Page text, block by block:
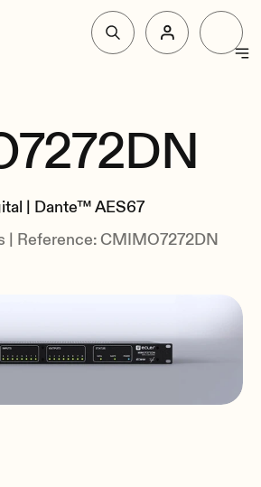
| Dante™ AES67
| Reference: CMIMO7272DN